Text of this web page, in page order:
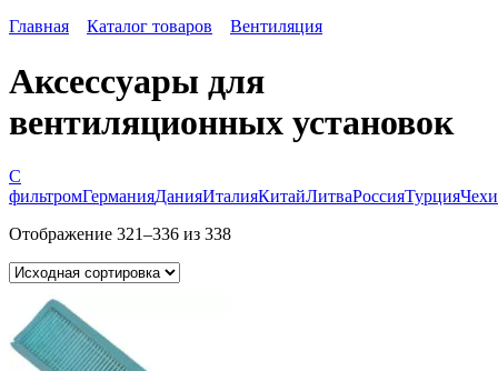
Главная
Каталог товаров Вентиляция
Аксессуары для
вентиляционных установок
С
фильтромГерманияДанияИталияКитайЛитваРоссияТурция
Отображение 321–336 из 338